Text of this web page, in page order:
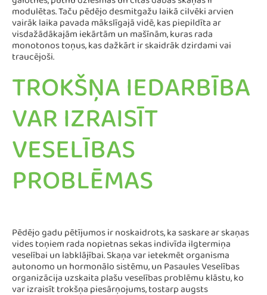
modulētas. Taču pēdējo desmitgažu laikā cilvēki arvien
vairāk laika pavada mākslīgajā vidē, kas piepildīta ar
visdažādākajām iekārtām un mašīnām, kuras rada
monotonos toņus, kas dažkārt ir skaidrāk dzirdami vai
traucējoši.
TROKŠŅA IEDARBĪBA
VAR IZRAISĪT
VESELĪBAS
PROBLĒMAS
Pēdējo gadu pētījumos ir noskaidrots, ka saskare ar skaņas
vides toņiem rada nopietnas sekas indivīda ilgtermiņa
veselībai un labklājībai. Skaņa var ietekmēt organisma
autonomo un hormonālo sistēmu, un Pasaules Veselības
organizācija uzskaita plašu veselības problēmu klāstu, ko